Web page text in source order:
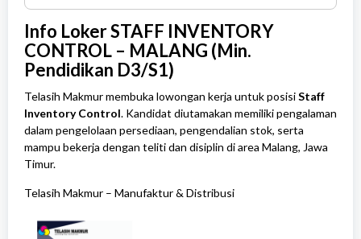
Info Loker STAFF INVENTORY
CONTROL – MALANG (Min.
Pendidikan D3/S1)
Telasih Makmur membuka lowongan kerja untuk posisiStaff
Inventory Control. Kandidat diutamakan memiliki pengalaman
dalam pengelolaan persediaan, pengendalian stok, serta
mampu bekerja dengan teliti dan disiplin di area Malang, Jawa
Timur.
Telasih Makmur – Manufaktur & Distribusi